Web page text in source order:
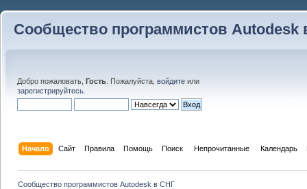
Сообщество программистов Autodesk
Добро пожаловать, Гость . Пожалуйста, войдите или
зарегистрируйтесь
Начало Сайт Правила Помощь Поиск Непрочитанные Календарь
Сообщество программистов Autodesk в СНГ